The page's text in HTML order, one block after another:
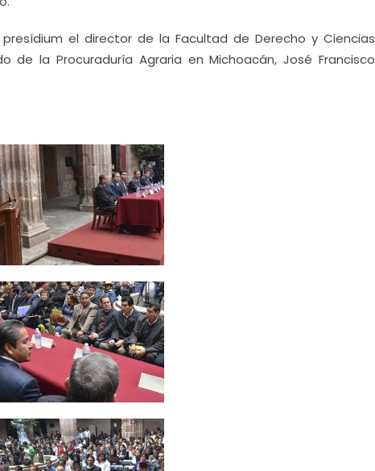
el director de la Facultad de Derecho y Ciencias
de la Procuraduría Agraria en Michoacán, José Francisco